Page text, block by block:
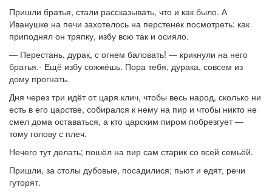
Пришли братья, стали рассказывать, что и как было. А
Иванушке на печи захотелось на перстенёк посмотреть: как
приподнял он тряпку, избу всю так и осияло.
— Перестань, дурак, с огнем баловать! — крикнули на него
братья.- Ещё избу сожжёшь. Пора тебя, дурака, совсем из
дому прогнать.
Дня через три идёт от царя клич, чтобы весь народ, сколько ни
есть в его царстве, собирался к нему на пир и чтобы никто не
смел дома оставаться, а кто царским пиром побрезгует —
тому голову с плеч.
Нечего тут делать; пошёл на пир сам старик со всей семьёй.
Пришли, за столы дубовые, посадилися; пьют и едят, речи
гуторят.